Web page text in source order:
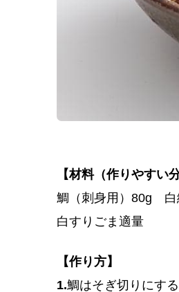
【材料（作りやすい
鯛（刺身用）80g
白すりごま適量
【作り方】
1.鯛はそぎ切りにする